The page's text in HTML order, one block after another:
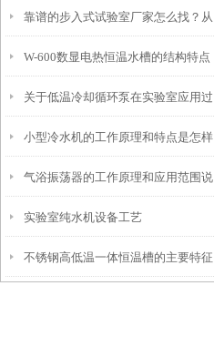
些？
靠谱的步入式试验室厂家怎么找？从
信誉和资质入手
W-600数显电热恒温水槽的结构特点
与注意事项
关于低温冷却循环泵在实验室应用过
程中的几个要点
小型冷水机的工作原理和特点是怎样
的？
气浴振荡器的工作原理和应用范围说
明
实验室纯水机设备工艺
不锈钢高低温一体恒温槽的主要特征